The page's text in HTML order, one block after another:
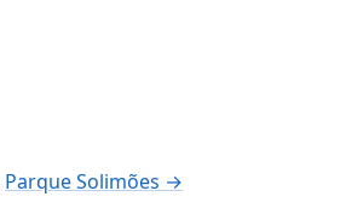
Parque Solimões →